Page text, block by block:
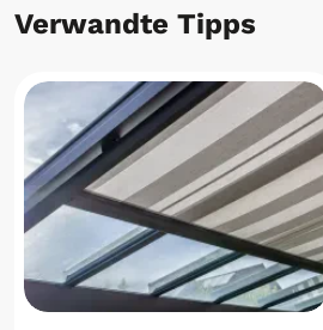
Verwandte Tipps